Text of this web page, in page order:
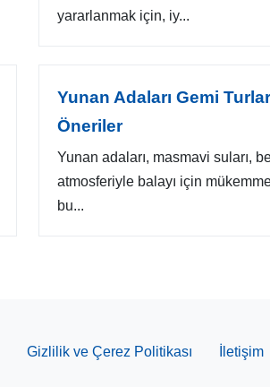
yararlanmak için, iy...
Yunan Adaları Gemi
Öneriler
Yunan adaları, masmavi suları,
atmosferiyle balayı için
bu...
Gizlilik ve Çerez Politikası İletişim